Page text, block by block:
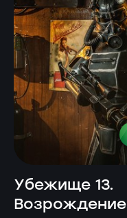
Убежище 13.
Возрождение